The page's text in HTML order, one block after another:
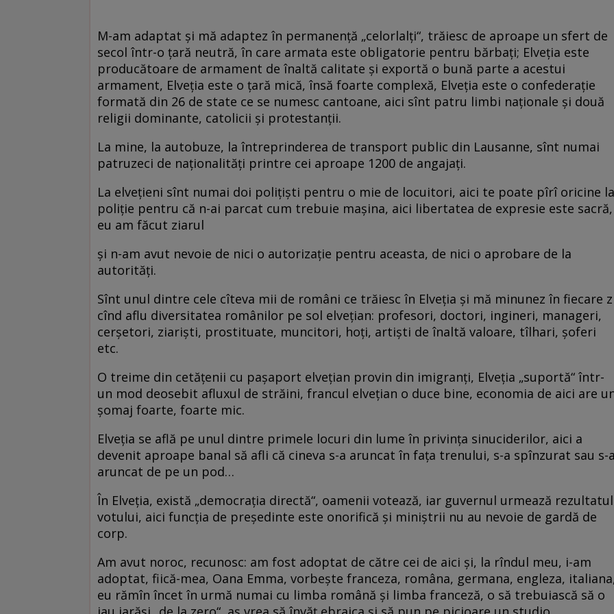
M-am adaptat şi mă adaptez în permanenţă „celorlalţi“, trăiesc de aproape un sfert de
secol într-o ţară neutră, în care armata este obligatorie pentru bărbaţi; Elveţia este
producătoare de armament de înaltă calitate şi exportă o bună parte a acestui
armament, Elveţia este o ţară mică, însă foarte complexă, Elveţia este o confederaţie
formată din 26 de state ce se numesc cantoane, aici sînt patru limbi naţionale şi două
religii dominante, catolicii şi protestanţii.
La mine, la autobuze, la întreprinderea de transport public din Lausanne, sînt numai
patruzeci de naţionalităţi printre cei aproape 1200 de angajaţi.
La elveţieni sînt numai doi poliţişti pentru o mie de locuitori, aici te poate pîrî oricine la
poliţie pentru că n-ai parcat cum trebuie maşina, aici libertatea de expresie este sacră,
eu am făcut ziarul
şi n-am avut nevoie de nici o autorizaţie pentru aceasta, de nici o aprobare de la
autorităţi.
Sînt unul dintre cele cîteva mii de români ce trăiesc în Elveţia şi mă minunez în fiecare
cînd aflu diversitatea românilor pe sol elveţian: profesori, doctori, ingineri, manageri,
cerşetori, ziarişti, prostituate, muncitori, hoţi, artişti de înaltă valoare, tîlhari, şoferi
etc.
O treime din cetăţenii cu paşaport elveţian provin din imigranţi, Elveţia „suportă“ într-
un mod deosebit afluxul de străini, francul elveţian o duce bine, economia de aici are
şomaj foarte, foarte mic.
Elveţia se află pe unul dintre primele locuri din lume în privinţa sinuciderilor, aici a
devenit aproape banal să afli că cineva s-a aruncat în faţa trenului, s-a spînzurat sau s-
aruncat de pe un pod…
În Elveţia, există „democraţia directă“, oamenii votează, iar guvernul urmează rezultatul
votului, aici funcţia de preşedinte este onorifică şi miniştrii nu au nevoie de gardă de
corp.
Am avut noroc, recunosc: am fost adoptat de către cei de aici şi, la rîndul meu, i-am
adoptat, fiică-mea, Oana Emma, vorbeşte franceza, româna, germana, engleza,
eu rămîn încet în urmă numai cu limba română şi limba franceză, o să trebuiască să o